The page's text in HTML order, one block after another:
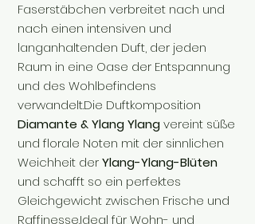
Faserstäbchen verbreitet nach und
nach einen intensiven und
langanhaltenden Duft, der jeden
Raum in eine Oase der Entspannung
und des Wohlbefindens
verwandelt.Die Duftkomposition
Diamante & Ylang Ylangvereint süße
und florale Noten mit der sinnlichen
Weichheit derYlang-Ylang-Blüten
und schafft so ein perfektes
Gleichgewicht zwischen Frische und
Raffinesse.Ideal für Wohn- und